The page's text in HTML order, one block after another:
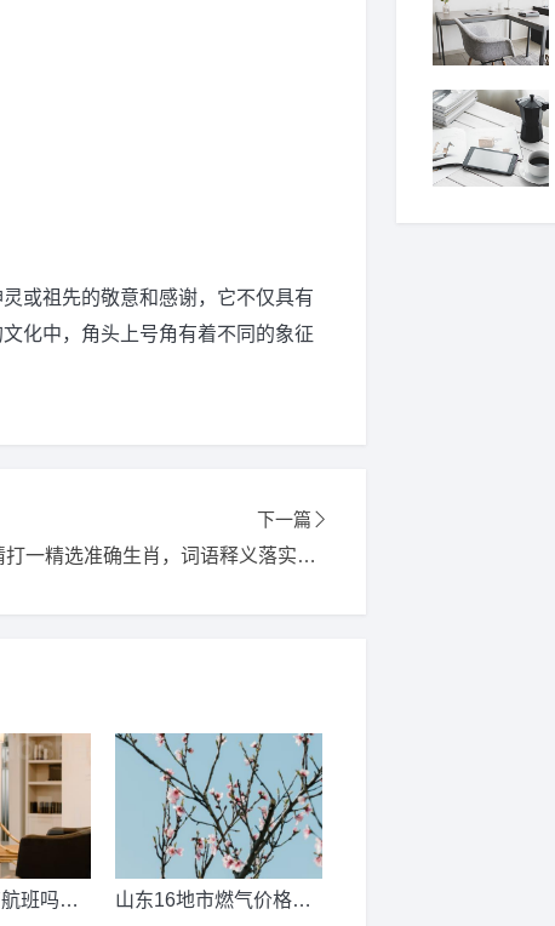
或祖先的敬意和感谢，它不仅具有
化中，角头上号角有着不同的象征
下一篇
一唱一和猜打一精选准确生肖，词语释义落实解释
班吗？ 山东16地市燃气价格明